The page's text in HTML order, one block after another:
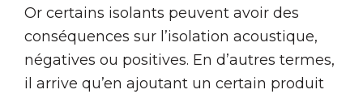
Or certains isolants peuvent avoir des
conséquences sur l’isolation acoustique,
négatives ou positives. En d’autres termes,
il arrive qu’en ajoutant un certain produit